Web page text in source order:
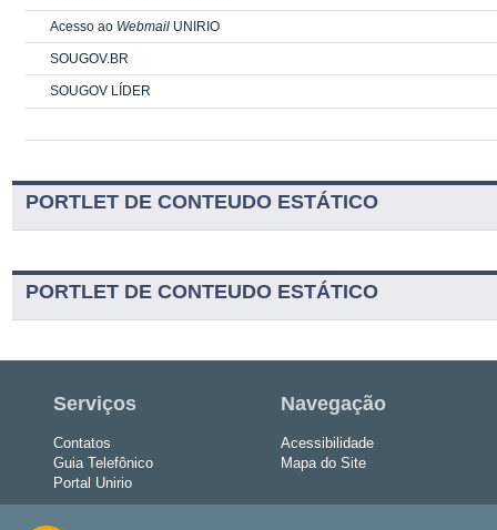
Acesso ao Webmail UNIRIO
SOUGOV.BR
SOUGOV LÍDER
PORTLET DE CONTEUDO ESTÁTICO
PORTLET DE CONTEUDO ESTÁTICO
Serviços
Contatos
Guia Telefônico
Portal Unirio
Navegação
Acessibilidade
Mapa do Site